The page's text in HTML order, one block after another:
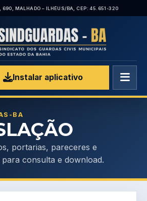
690, MALHADO – ILHÉUS/BA, CEP: 45.651-320
Instalar aplicativo
BA
portarias, pareceres e
consulta e download.